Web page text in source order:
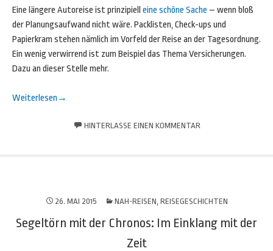
Eine längere Autoreise ist prinzipiell eine schöne Sache – wenn bloß
der Planungsaufwand nicht wäre. Packlisten, Check-ups und
Papierkram stehen nämlich im Vorfeld der Reise an der Tagesordnung.
Ein wenig verwirrend ist zum Beispiel das Thema Versicherungen.
Dazu an dieser Stelle mehr.
Weiterlesen →
HINTERLASSE EINEN KOMMENTAR
26. MAI 2015 NAH-REISEN, REISEGESCHICHTEN
Segeltörn mit der Chronos: Im Einklang mit der
Zeit